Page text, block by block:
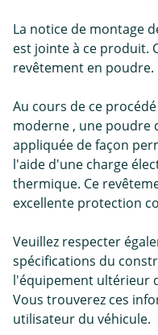
La notice de montage
est jointe à ce produit.
revêtement en poudre.
Au cours de ce
moderne , une poudre
appliquée de façon
l'aide d'une charge
thermique. Ce
excellente protection
Veuillez respecter
spécifications du
l'équipement ultérieur
Vous trouverez ces
utilisateur du véhicule.